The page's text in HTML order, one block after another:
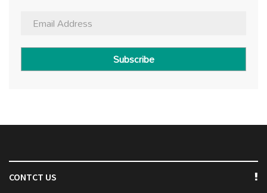
Subscribe
CONTCT US